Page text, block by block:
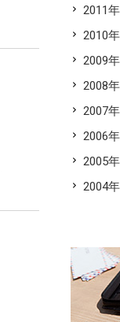
2011年
2010年
2009年
2008年
2007年
2006年
2005年
2004年